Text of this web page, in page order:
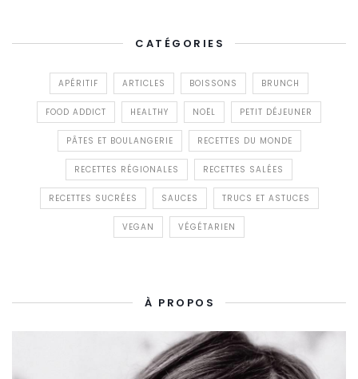
CATÉGORIES
APÉRITIF ARTICLES BOISSONS BRUNCH
FOOD ADDICT HEALTHY NOËL PETIT DÉJEUNER
PÂTES ET BOULANGERIE RECETTES DU MONDE
RECETTES RÉGIONALES RECETTES SALÉES
RECETTES SUCRÉES SAUCES TRUCS ET ASTUCES
VEGAN VÉGÉTARIEN
À PROPOS